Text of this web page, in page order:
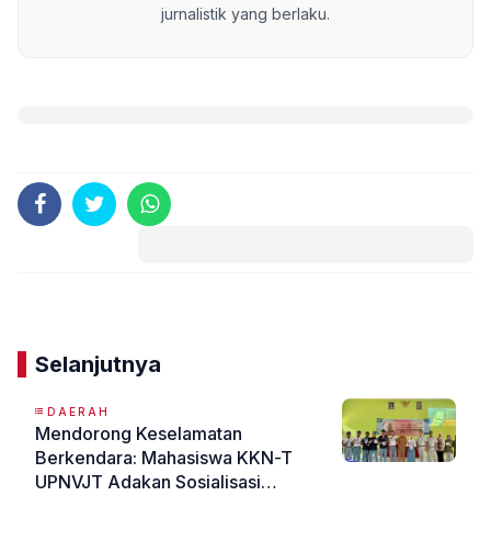
jurnalistik yang berlaku.
Selanjutnya
DAERAH
Mendorong Keselamatan
Berkendara: Mahasiswa KKN-T
UPNVJT Adakan Sosialisasi